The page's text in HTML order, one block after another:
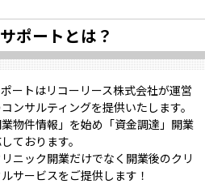
ポートとは？
ートはリコーリース株式会社が運営
ンサルティングを提供いたします。
物件情報」を始め「資金調達」開業
ております。
ニック開業だけでなく開業後のクリ
サービスをご提供します！